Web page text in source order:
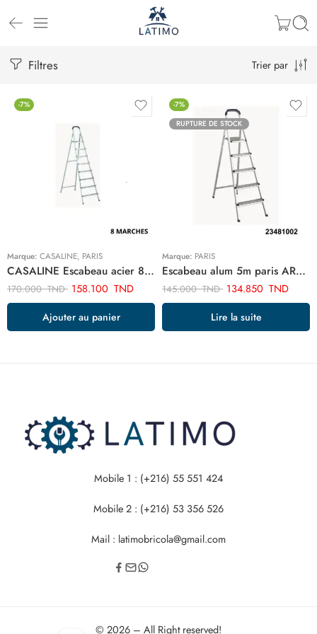
Filtres Trier par
-7%
Marque: CASALINE, PARIS
CASALINE Escabeau acier 8 marches ART03373
170.000TND 158.100 TND
Ajouter au panier
-7%
RUPTURE DE STOCK
Marque: PARIS
Escabeau alum 5m paris ART03006
145.000TND 134.850 TND
Lire la suite
Mobile 1 : (+216) 55 551 424
Mobile 2 : (+216) 53 356 526
Mail : latimobricola@gmail.com
© 2026 – All Right reserved!